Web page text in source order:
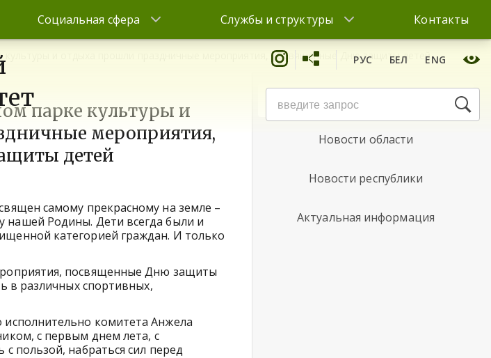
Социальная сфера Службы и структуры Контакты
РУС БЕЛ ENG
культуры и отдыха прошли праздничные мероприятия, посвященные Дню защиты детей
парке культуры и
мероприятия,
детей
самому прекрасному на земле –
Родины. Дети всегда были и
категорией граждан. И только
посвященные Дню защиты
в различных спортивных,
исполнительно комитета Анжела
с первым днем лета, с
пользой, набраться сил перед
Новости района
Новости области
Новости республики
Актуальная информация